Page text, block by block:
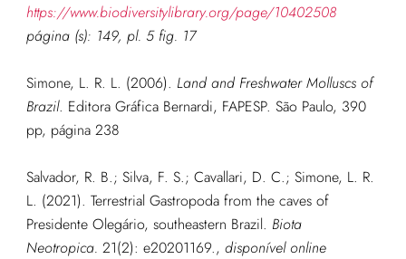
https://www.biodiversitylibrary.org/page/10402508
página (s): 149, pl. 5 fig. 17
Simone, L. R. L. (2006). Land and Freshwater Molluscs of
Brazil. Editora Gráfica Bernardi, FAPESP. São Paulo, 390
pp, página 238
Salvador, R. B.; Silva, F. S.; Cavallari, D. C.; Simone, L. R.
L. (2021). Terrestrial Gastropoda from the caves of
Presidente Olegário, southeastern Brazil. Biota
Neotropica. 21(2): e20201169., disponível online